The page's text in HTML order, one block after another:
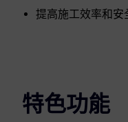
提高施工效率和安
特色功能